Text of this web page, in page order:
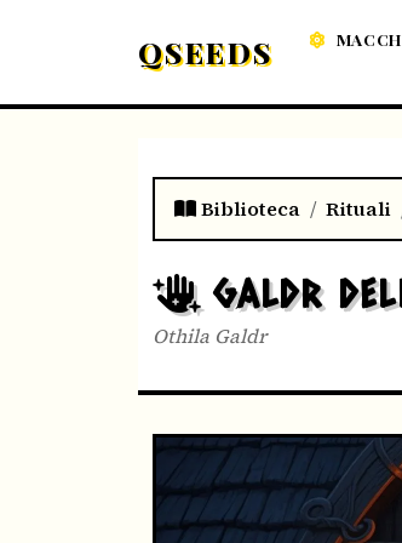
QSEEDS
Biblioteca Rituali
GALDR
Othila Galdr